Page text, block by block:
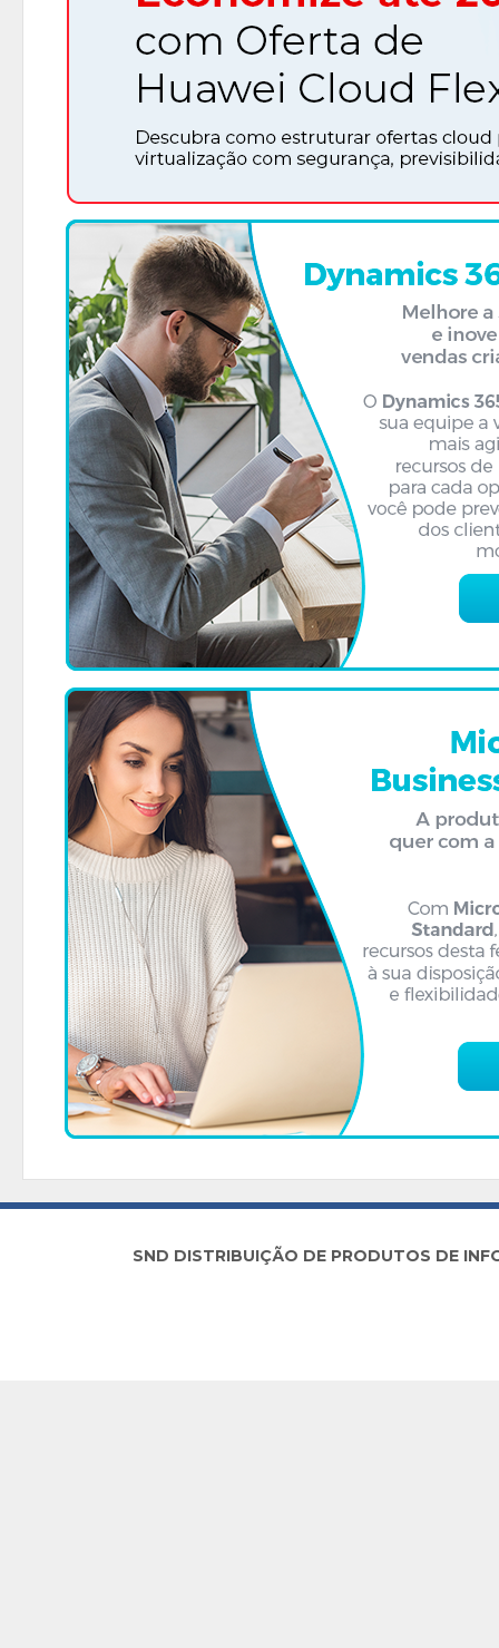
SND DISTRIBUIÇÃO DE PRODUTOS DE